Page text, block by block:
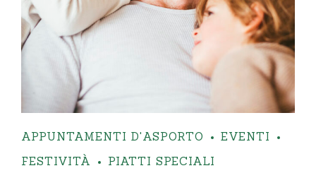
APPUNTAMENTI D'ASPORTO
EVENTI
FESTIVITÀ
PIATTI SPECIALI